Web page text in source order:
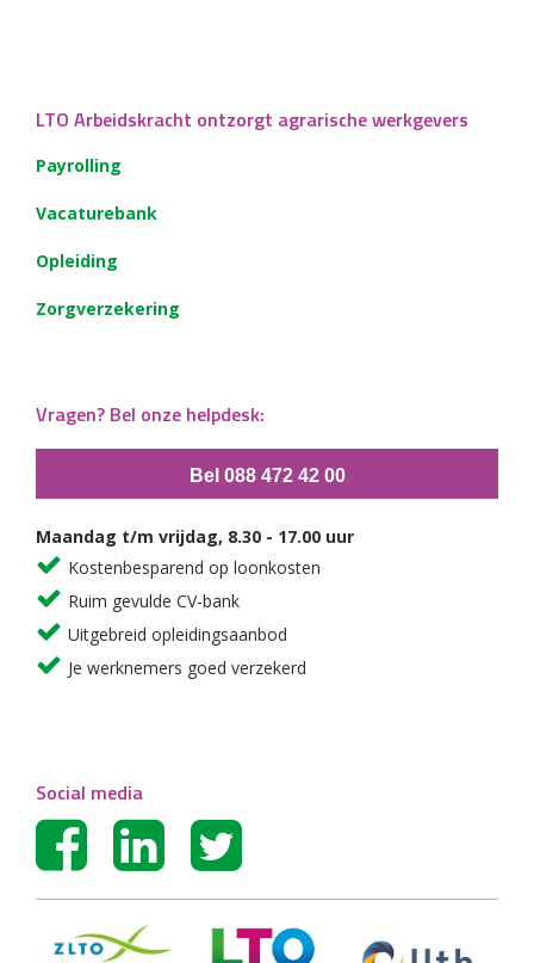
LTO Arbeidskracht ontzorgt agrarische werkgevers
Payrolling
Vacaturebank
Opleiding
Zorgverzekering
Vragen? Bel onze helpdesk:
Bel 088 472 42 00
Maandag t/m vrijdag, 8.30 - 17.00 uur
Kostenbesparend op loonkosten
Ruim gevulde CV-bank
Uitgebreid opleidingsaanbod
Je werknemers goed verzekerd
Social media